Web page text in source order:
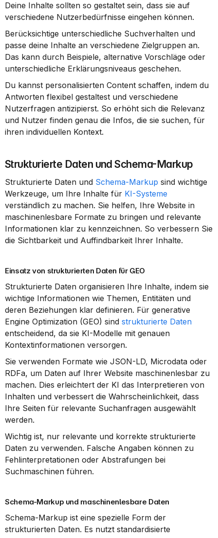
Deine Inhalte sollten so gestaltet sein, dass sie auf
verschiedene Nutzerbedürfnisse eingehen können.
Berücksichtige unterschiedliche Suchverhalten und
passe deine Inhalte an verschiedene Zielgruppen an.
Das kann durch Beispiele, alternative Vorschläge oder
unterschiedliche Erklärungsniveaus geschehen.
Du kannst personalisierten Content schaffen, indem du
Antworten flexibel gestaltest und verschiedene
Nutzerfragen antizipierst. So erhöht sich die Relevanz
und Nutzer finden genau die Infos, die sie suchen, für
ihren individuellen Kontext.
Strukturierte Daten und Schema-Markup
Strukturierte Daten und Schema-Markup sind wichtige
Werkzeuge, um Ihre Inhalte für KI-Systeme
verständlich zu machen. Sie helfen, Ihre Website in
maschinenlesbare Formate zu bringen und relevante
Informationen klar zu kennzeichnen. So verbessern Sie
die Sichtbarkeit und Auffindbarkeit Ihrer Inhalte.
Einsatz von strukturierten Daten für GEO
Strukturierte Daten organisieren Ihre Inhalte, indem sie
wichtige Informationen wie Themen, Entitäten und
deren Beziehungen klar definieren. Für generative
Engine Optimization (GEO) sind strukturierte Daten
entscheidend, da sie KI-Modelle mit genauen
Kontextinformationen versorgen.
Sie verwenden Formate wie JSON-LD, Microdata oder
RDFa, um Daten auf Ihrer Website maschinenlesbar zu
machen. Dies erleichtert der KI das Interpretieren von
Inhalten und verbessert die Wahrscheinlichkeit, dass
Ihre Seiten für relevante Suchanfragen ausgewählt
werden.
Wichtig ist, nur relevante und korrekte strukturierte
Daten zu verwenden. Falsche Angaben können zu
Fehlinterpretationen oder Abstrafungen bei
Suchmaschinen führen.
Schema-Markup und maschinenlesbare Daten
Schema-Markup ist eine spezielle Form der
strukturierten Daten. Es nutzt standardisierte